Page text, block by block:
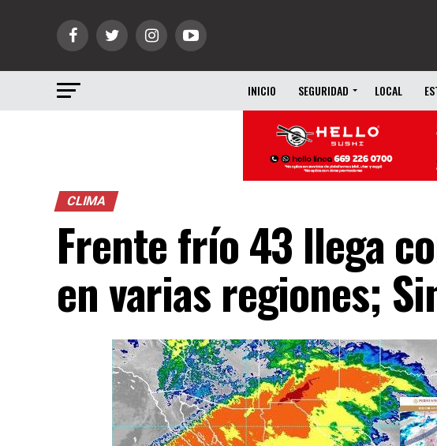
INICIO SEGURIDAD LOCAL
CLIMA
Frente frío 43 llega
en varias regiones;